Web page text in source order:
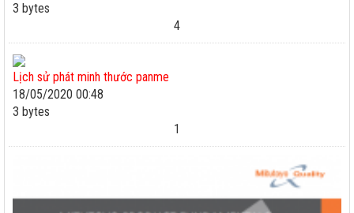
3 bytes
4
Lịch sử phát minh thước panme
18/05/2020 00:48
3 bytes
1